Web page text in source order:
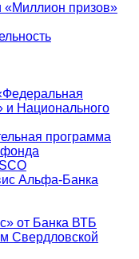
«Миллион призов»
и Национального
программа
Альфа-Банка
от Банка ВТБ
Свердловской